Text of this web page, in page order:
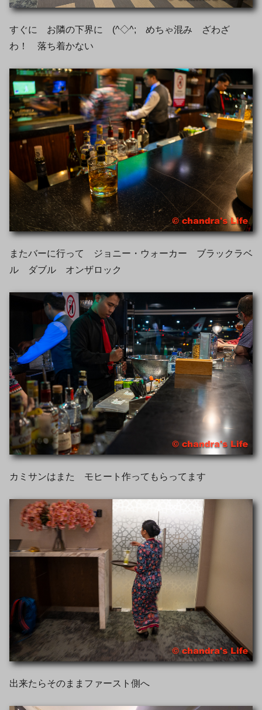
すぐに お隣の下界に (^◇^; めちゃ混み ざわざ
わ！ 落ち着かない
またバーに行って ジョニー・ウォーカー ブラックラベ
ル ダブル オンザロック
カミサンはまた モヒート作ってもらってます
出来たらそのままファースト側へ